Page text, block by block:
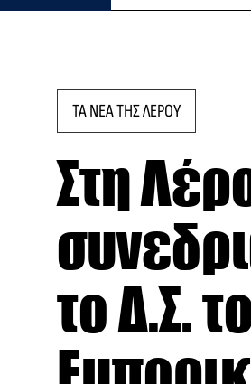
ΤΑ ΝΕΑ ΤΗΣ ΛΕΡΟΥ
Στη
το Δ.Σ.